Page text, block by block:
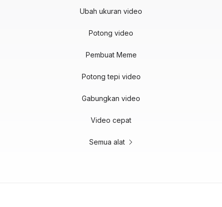
Ubah ukuran video
Potong video
Pembuat Meme
Potong tepi video
Gabungkan video
Video cepat
Semua alat